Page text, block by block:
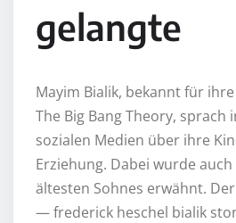
gelangte
Mayim Bialik, bekannt für
The Big Bang Theory, sprach
sozialen Medien über ihre
Erziehung. Dabei wurde
ältesten Sohnes erwähnt.
— frederick heschel bialik